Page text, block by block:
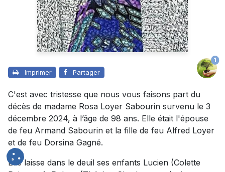
Imprimer Partager
1
C'est avec tristesse que nous vous faisons part du
décès de madame Rosa Loyer Sabourin survenu le 3
décembre 2024, à l’âge de 98 ans. Elle était l'épouse
de feu Armand Sabourin et la fille de feu Alfred Loyer
et de feu Dorsina Gagné.
Elle laisse dans le deuil ses enfants Lucien (Colette